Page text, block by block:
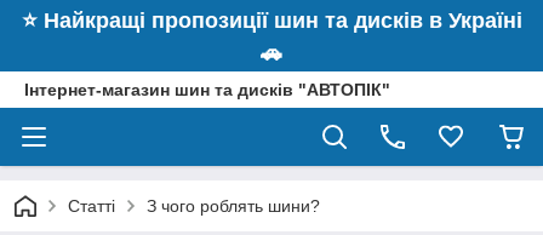
⭐️ Найкращі пропозиції шин та дисків в Україні
🚗
Інтернет-магазин шин та дисків "АВТОПІК"
Статті З чого роблять шини?